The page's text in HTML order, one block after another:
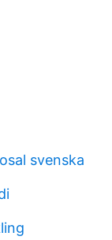
svenska